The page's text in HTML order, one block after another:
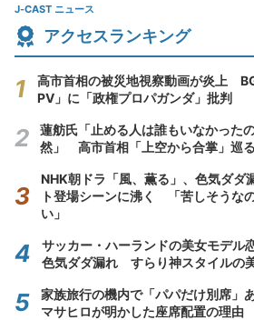
J-CAST ニュース
アクセスランキング
高市首相の被災地視察動画が炎上
PV」に「政権プロパガンダ」批判
蓮舫氏「止める人は誰もいなかった
然」 高市首相「上空から合掌」巡
NHK朝ドラ「風、薫る」、色気ダダ
ト登場シーンに沸く 「苦しそうな
い」
サッカー・ハーランドの美女モデル
色気ダダ漏れ すらり神スタイルの
家族旅行の機内で「パパだけ別席
マサヒロが明かした座席配置の理由